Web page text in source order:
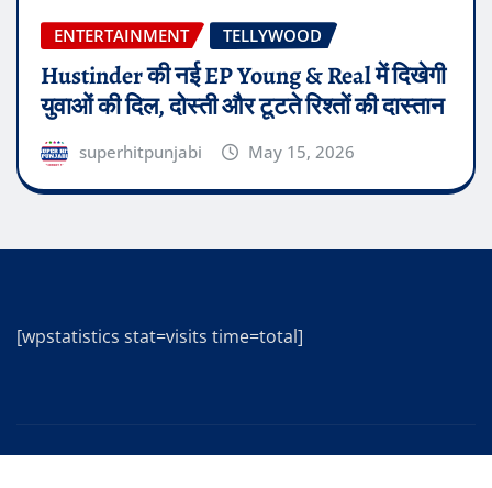
ENTERTAINMENT TELLYWOOD
Hustinder की नई EP Young & Real में दिखेगी
युवाओं की दिल, दोस्ती और टूटते रिश्तों की दास्तान
superhitpunjabi May 15, 2026
[wpstatistics stat=visits time=total]